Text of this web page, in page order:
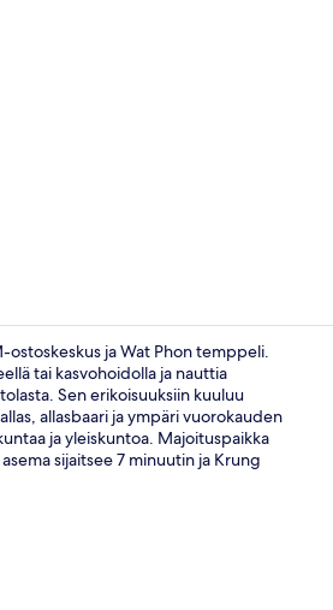
Ulkopuoli
ostoskeskus ja Wat Phon temppeli.
tai kasvohoidolla ja nauttia
Sen erikoisuuksiin kuuluu
allasbaari ja ympäri vuorokauden
ja yleiskuntoa. Majoituspaikka
sijaitsee 7 minuutin ja Krung